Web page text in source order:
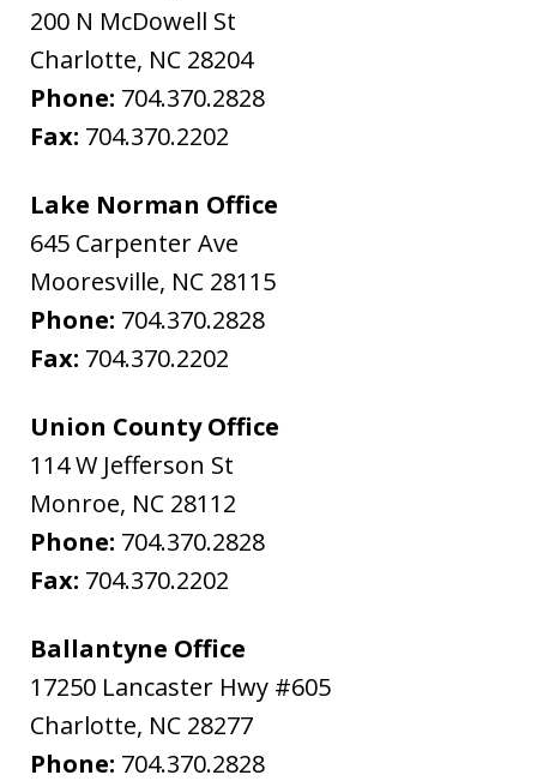
200 N McDowell St
Charlotte, NC 28204
Phone: 704.370.2828
Fax: 704.370.2202
Lake Norman Office
645 Carpenter Ave
Mooresville, NC 28115
Phone: 704.370.2828
Fax: 704.370.2202
Union County Office
114 W Jefferson St
Monroe, NC 28112
Phone: 704.370.2828
Fax: 704.370.2202
Ballantyne Office
17250 Lancaster Hwy #605
Charlotte, NC 28277
Phone: 704.370.2828